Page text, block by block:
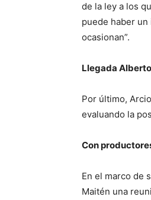
de la ley a los
puede haber
ocasionan”.
Llegada
Por último,
evaluando la
Con
En el marco de
Maitén una